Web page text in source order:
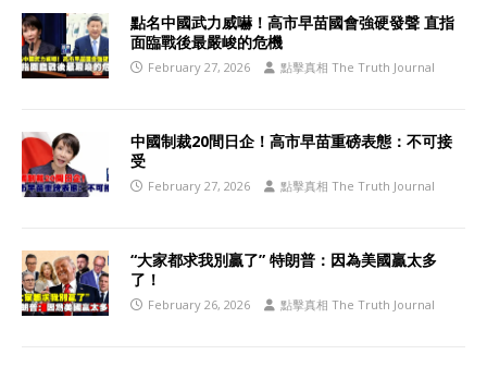
點名中國武力威嚇！高市早苗國會強硬發聲 直指
面臨戰後最嚴峻的危機
February 27, 2026 點擊真相 The Truth Journal
中國制裁20間日企！高市早苗重磅表態：不可接
受
February 27, 2026 點擊真相 The Truth Journal
“大家都求我別贏了” 特朗普：因為美國贏太多
了！
February 26, 2026 點擊真相 The Truth Journal